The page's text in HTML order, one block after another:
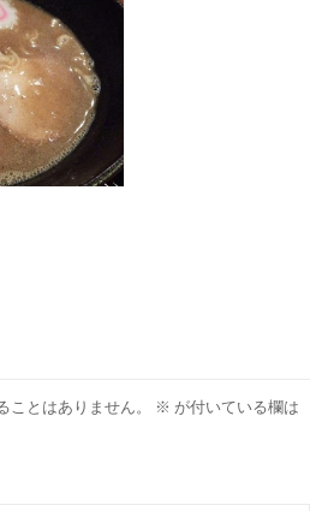
とはありません。 ※ が付いている欄は